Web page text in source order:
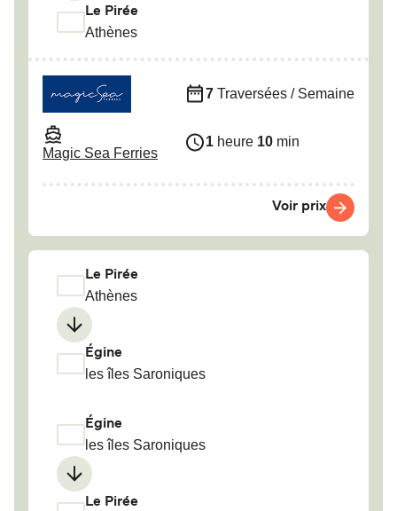
Le Pirée
Athènes
Magic Sea Ferries
7 Traversées / Semaine
1 heure 10 min
Voir prix
Le Pirée
Athènes
Égine
les îles Saroniques
Égine
les îles Saroniques
Le Pirée